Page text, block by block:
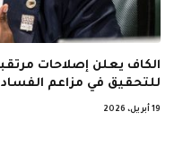
الكاف يعلن إصلاحات
للتحقيق في مزاعم الفساد
19 أبريل، 2026